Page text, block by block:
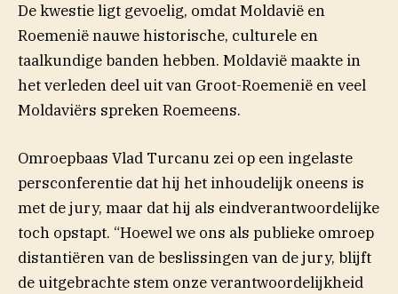
De kwestie ligt gevoelig, omdat Moldavië en
Roemenië nauwe historische, culturele en
taalkundige banden hebben. Moldavië maakte in
het verleden deel uit van Groot-Roemenië en veel
Moldaviërs spreken Roemeens.
Omroepbaas Vlad Turcanu zei op een ingelaste
persconferentie dat hij het inhoudelijk oneens is
met de jury, maar dat hij als eindverantwoordelijke
toch opstapt. “Hoewel we ons als publieke omroep
distantiëren van de beslissingen van de jury, blijft
de uitgebrachte stem onze verantwoordelijkheid